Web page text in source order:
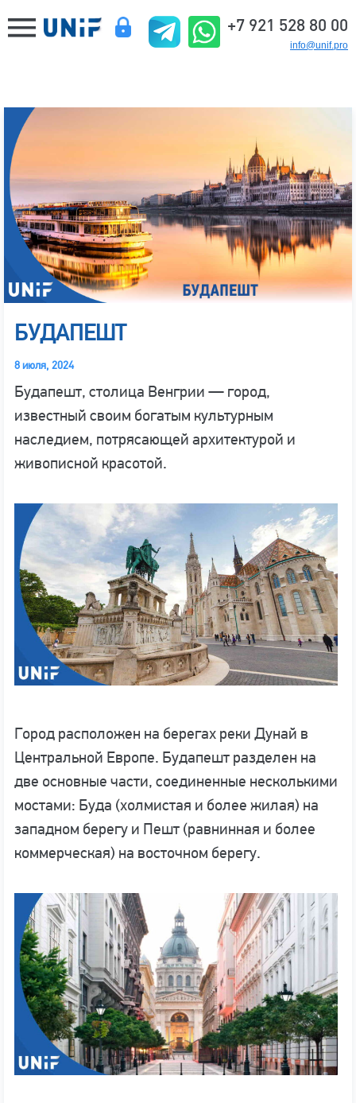
+7 921 528 80 00
info@unif.pro
БУДАПЕШТ
8 июля, 2024
Будапешт, столица Венгрии — город,
известный своим богатым культурным
наследием, потрясающей архитектурой и
живописной красотой.
Город расположен на берегах реки Дунай в
Центральной Европе. Будапешт разделен на
две основные части, соединенные несколькими
мостами: Буда (холмистая и более жилая) на
западном берегу и Пешт (равнинная и более
коммерческая) на восточном берегу.